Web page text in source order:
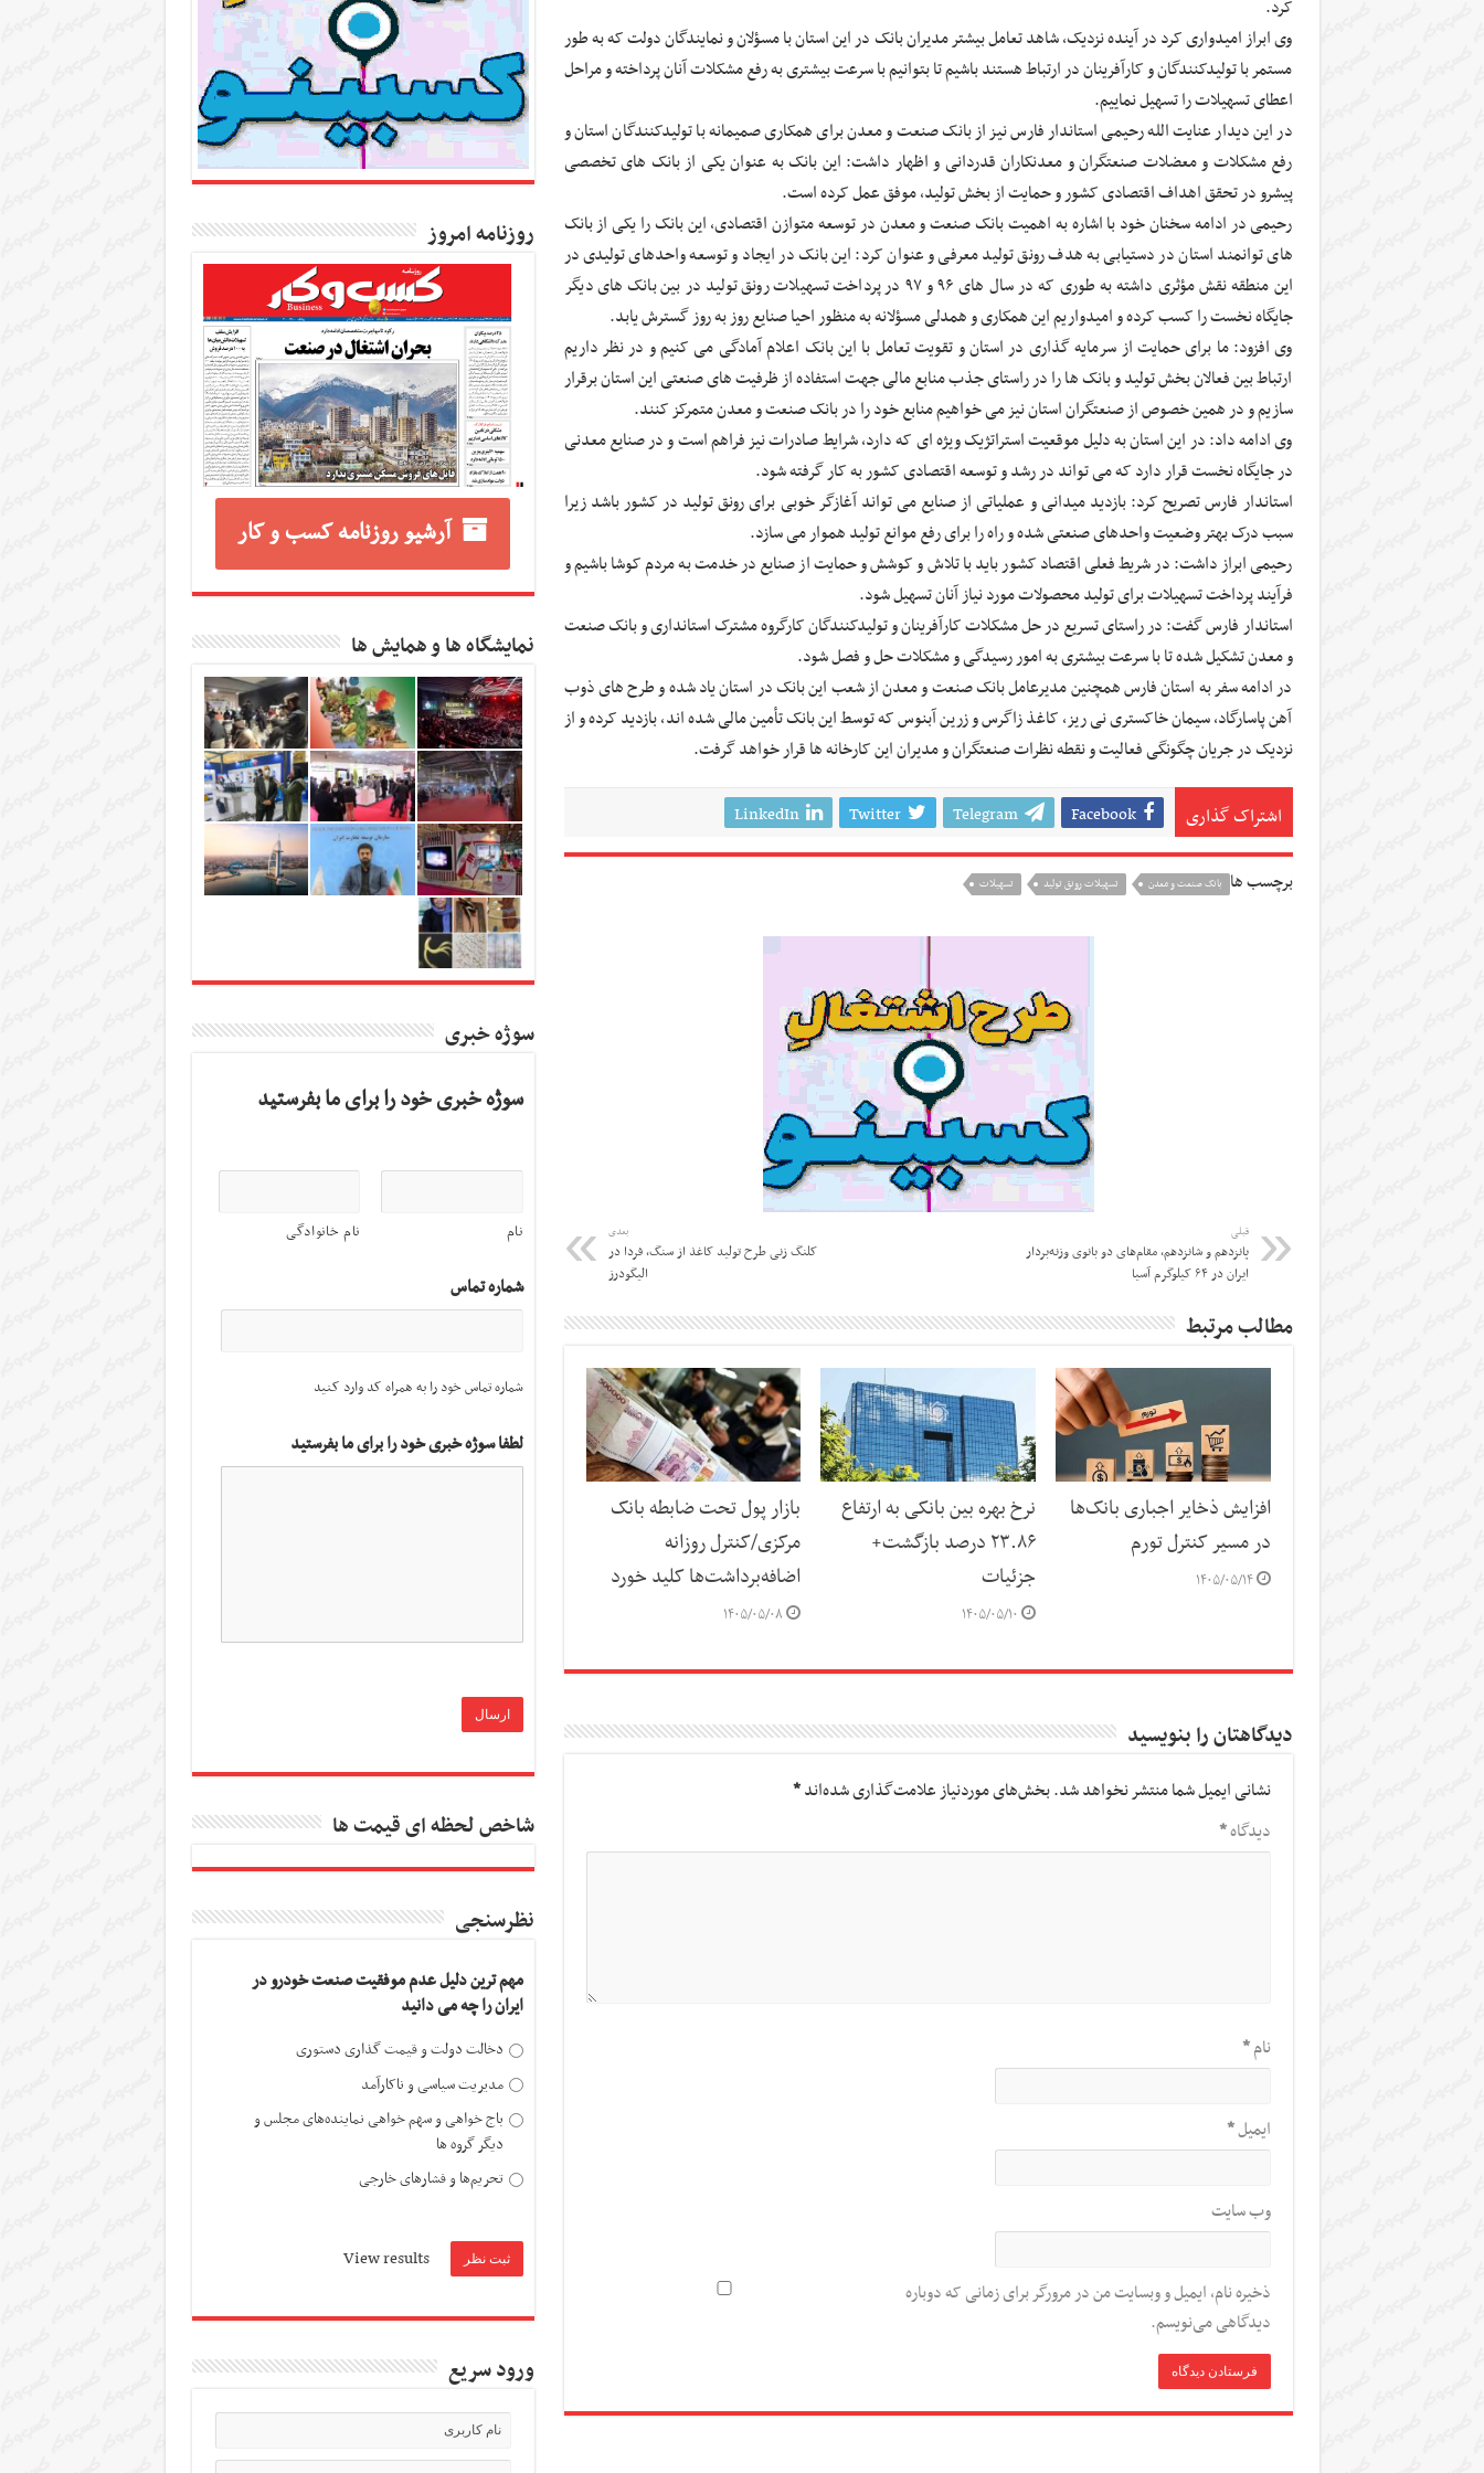
کرد.
وی ابراز امیدواری کرد در آینده نزدیک، شاهد تعامل بیشتر مدیران بانک در این استان با مسؤلان و نمایندگان دولت که به طور
مستمر با تولیدکنندگان و کارآفرینان در ارتباط هستند باشیم تا بتوانیم با سرعت بیشتری به رفع مشکلات آنان پرداخته و مراحل
اعطای تسهیلات را تسهیل نماییم.
در این دیدار عنایت الله رحیمی استاندار فارس نیز از بانک صنعت و معدن برای همکاری صمیمانه با تولیدکنندگان استان و
رفع مشکلات و معضلات صنعتگران و معدنکاران قدردانی و اظهار داشت: این بانک به عنوان یکی از بانک های تخصصی
پیشرو در تحقق اهداف اقتصادی کشور و حمایت از بخش تولید، موفق عمل کرده است.
رحیمی در ادامه سخنان خود با اشاره به اهمیت بانک صنعت و معدن در توسعه متوازن اقتصادی، این بانک را یکی از بانک
های توانمند استان در دستیابی به هدف رونق تولید معرفی و عنوان کرد: این بانک در ایجاد و توسعه واحدهای تولیدی در
این منطقه نقش مؤثری داشته به طوری که در سال های ۹۶ و ۹۷ در پرداخت تسهیلات رونق تولید در بین بانک های دیگر
جایگاه نخست را کسب کرده و امیدواریم این همکاری و همدلی مسؤلانه به منظور احیا صنایع روز به روز گسترش یابد.
وی افزود: ما برای حمایت از سرمایه گذاری در استان و تقویت تعامل با این بانک اعلام آمادگی می کنیم و در نظر داریم
ارتباط بین فعالان بخش تولید و بانک ها را در راستای جذب منابع مالی جهت استفاده از ظرفیت های صنعتی این استان برقرار
سازیم و در همین خصوص از صنعتگران استان نیز می خواهیم منابع خود را در بانک صنعت و معدن متمرکز کنند.
وی ادامه داد: در این استان به دلیل موقعیت استراتژیک ویژه ای که دارد، شرایط صادرات نیز فراهم است و در صنایع معدنی
در جایگاه نخست قرار دارد که می تواند در رشد و توسعه اقتصادی کشور به کار گرفته شود.
استاندار فارس تصریح کرد: بازدید میدانی و عملیاتی از صنایع می تواند آغازگر خوبی برای رونق تولید در کشور باشد زیرا
سبب درک بهتر وضعیت واحدهای صنعتی شده و راه را برای رفع موانع تولید هموار می سازد.
رحیمی ابراز داشت: در شریط فعلی اقتصاد کشور باید با تلاش و کوشش و حمایت از صنایع در خدمت به مردم کوشا باشیم و
فرآیند پرداخت تسهیلات برای تولید محصولات مورد نیاز آنان تسهیل شود.
استاندار فارس گفت: در راستای تسریع در حل مشکلات کارآفرینان و تولیدکنندگان کارگروه مشترک استانداری و بانک صنعت
و معدن تشکیل شده تا با سرعت بیشتری به امور رسیدگی و مشکلات حل و فصل شود.
در ادامه سفر به استان فارس همچنین مدیرعامل بانک صنعت و معدن از شعب این بانک در استان یاد شده و طرح های ذوب
آهن پاسارگاد، سیمان خاکستری نی ریز، کاغذ زاگرس و زرین آبنوس که توسط این بانک تأمین مالی شده اند، بازدید کرده و از
نزدیک در جریان چگونگی فعالیت و نقطه نظرات صنعتگران و مدیران این کارخانه ها قرار خواهد گرفت.
اشتراک گذاری Facebook
Telegram
Twitter
LinkedIn
برچسب ها بانک صنعت و معدن تسهيلات رونق توليد تسهیلات
قبلی
پانزدهم و شانزدهم، مقام‌های دو بانوی وزنه‌بردار
ایران در ۶۴ کیلوگرم آسیا
بعدی
کلنگ زنی طرح تولید کاغذ از سنگ، فردا در
الیگودرز
مطالب مرتبط
افزایش ذخایر اجباری بانک‌ها
در مسیر کنترل تورم
۱۴۰۵/۰۵/۱۴
نرخ بهره بین بانکی به ارتفاع
۲۳.۸۶ درصد بازگشت+
جزئیات
۱۴۰۵/۰۵/۱۰
بازار پول تحت ضابطه بانک
مرکزی/کنترل روزانه
اضافه‌برداشت‌ها کلید خورد
۱۴۰۵/۰۵/۰۸
دیدگاهتان را بنویسید
نشانی ایمیل شما منتشر نخواهد شد.بخش‌های موردنیاز علامت‌گذاری شده‌اند*
دیدگاه*
نام*
ایمیل*
وب‌ سایت
ذخیره نام، ایمیل و وبسایت من در مرورگر برای زمانی که دوباره
دیدگاهی می‌نویسم.
روزنامه امروز
آرشیو روزنامه کسب و کار
نمایشگاه ها و همایش ها
سوژه خبری
سوژه خبری خود را برای ما بفرستید
نام نام خانوادگی
شماره تماس
شماره تماس خود را به همراه کد وارد کنید
لطفا سوژه خبری خود را برای ما بفرستید
شاخص لحظه ای قیمت ها
نظرسنجی
مهم ترین دلیل عدم موفقیت صنعت خودرو در
ایران را چه می دانید
دخالت دولت و قیمت گذاری دستوری
مدیریت سیاسی و ناکارآمد
باج خواهی و سهم خواهی نماینده‌های مجلس و
دیگر گروه ها
تحریم‌ها و فشارهای خارجی
View results
ورود سریع